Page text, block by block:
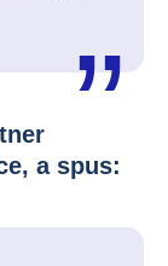
a spus: